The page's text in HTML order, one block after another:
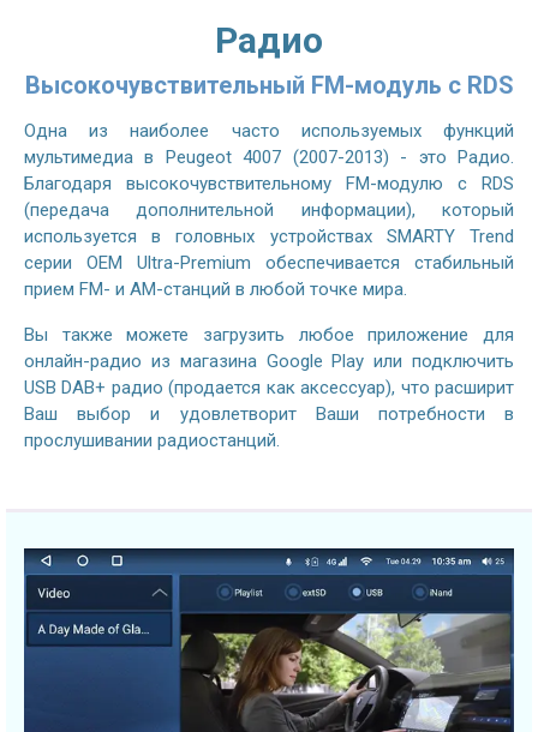
Радио
Высокочувствительный FM-модуль с RDS
Одна из наиболее часто используемых функций
мультимедиа в Peugeot 4007 (2007-2013) - это Радио.
Благодаря высокочувствительному FM-модулю с RDS
(передача дополнительной информации), который
используется в головных устройствах SMARTY Trend
серии OEM Ultra-Premium обеспечивается стабильный
прием FM- и AM-станций в любой точке мира.
Вы также можете загрузить любое приложение для
онлайн-радио из магазина Google Play или подключить
USB DAB+ радио (продается как аксессуар), что расширит
Ваш выбор и удовлетворит Ваши потребности в
прослушивании радиостанций.